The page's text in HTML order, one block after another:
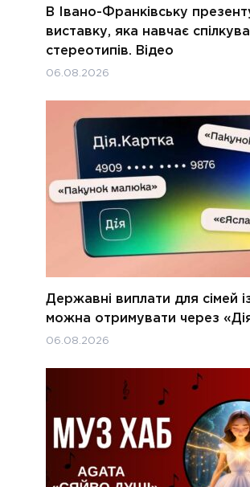
В Івано-Франківську
виставку, яка навчає
стереотипів. Відео
06.08.2026
Державні виплати для сімей
можна отримувати через
06.08.2026